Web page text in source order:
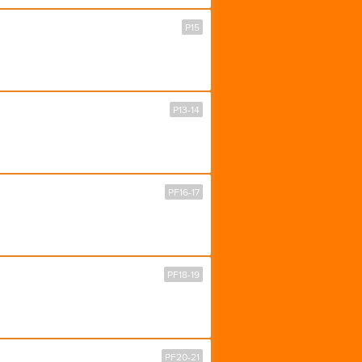
P15
P13-14
PF16-17
PF18-19
PF20-21